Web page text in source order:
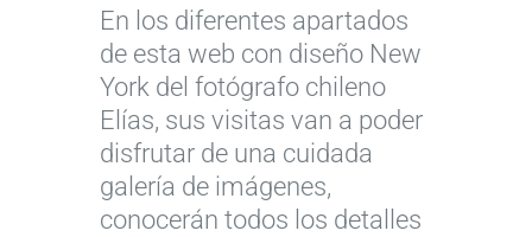
En los diferentes apartados
de esta web con diseño New
York del fotógrafo chileno
Elías, sus visitas van a poder
disfrutar de una cuidada
galería de imágenes,
conocerán todos los detalles